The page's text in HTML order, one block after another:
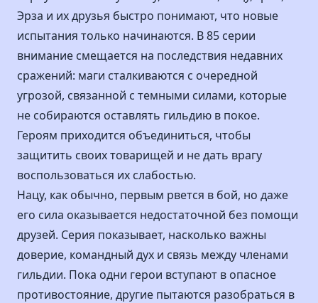
Эрза и их друзья быстро понимают, что новые
испытания только начинаются. В 85 серии
внимание смещается на последствия недавних
сражений: маги сталкиваются с очередной
угрозой, связанной с темными силами, которые
не собираются оставлять гильдию в покое.
Героям приходится объединиться, чтобы
защитить своих товарищей и не дать врагу
воспользоваться их слабостью.
Нацу, как обычно, первым рвется в бой, но даже
его сила оказывается недостаточной без помощи
друзей. Серия показывает, насколько важны
доверие, командный дух и связь между членами
гильдии. Пока одни герои вступают в опасное
противостояние, другие пытаются разобраться в